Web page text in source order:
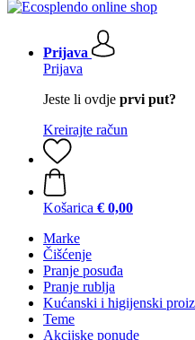
Prijava
Prijava
Jeste li ovdje prvi put?
Kreirajte račun
Košarica € 0,00
Marke
Čišćenje
Pranje posuđa
Pranje rublja
Kućanski i higijenski
Teme
Akcijske ponude